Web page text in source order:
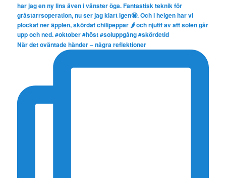
När det oväntade händer – några reflektioner